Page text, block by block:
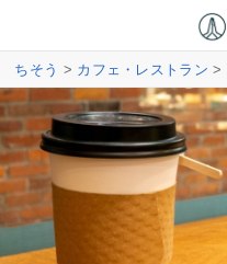
ちそう > カフェ・レストラン >